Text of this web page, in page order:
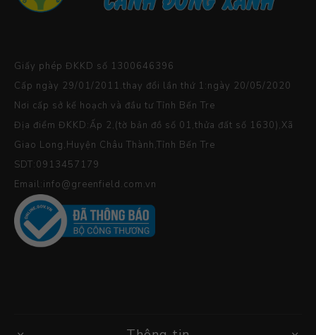
Giấy phép ĐKKD số 1300646396
Cấp ngày 29/01/2011.thay đổi lần thứ 1:ngày 20/05/2020
Nơi cấp sở kế hoạch và đầu tư Tỉnh Bến Tre
Địa điểm ĐKKD:Ấp 2,(tờ bản đồ số 01,thửa đất số 1630),Xã
Giao Long,Huyện Châu Thành,Tỉnh Bến Tre
SDT:0913457179
Email:info@greenfield.com.vn